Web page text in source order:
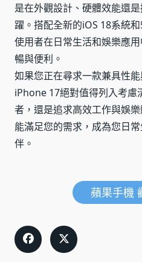
是在外觀設計、硬體效能還
躍。搭配全新的iOS 18系統
使用者在日常生活和娛樂應
暢與便利。
如果您正在尋求一款兼具性
iPhone 17絕對值得列入考慮
者，還是追求高效工作與娛
能滿足您的需求，成為您日
伴。
蘋果手機